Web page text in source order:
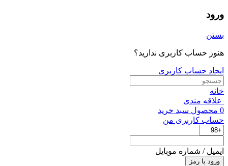
ورود
بستن
هنوز حساب کاربری ندارید؟
ایجاد حساب کاربری
خانه
علاقه مندی
0 محصول سبد خرید
حساب کاربری من
ایمیل / شماره موبایل
ورود با رمز